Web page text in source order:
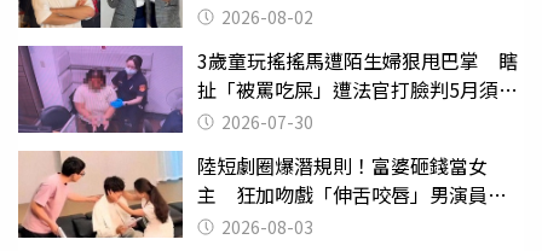
2026-08-02
3歲童玩搖搖馬遭陌生婦狠甩巴掌 瞎
扯「被罵吃屎」遭法官打臉判5月須入
監 2026-07-30
陸短劇圈爆潛規則！富婆砸錢當女
主 狂加吻戲「伸舌咬唇」男演員崩
潰 2026-08-03